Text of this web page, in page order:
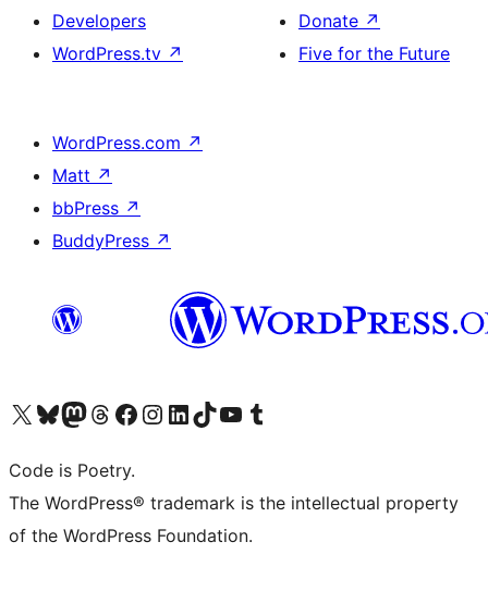
Developers
WordPress.tv ↗
Donate ↗
Five for the Future
WordPress.com ↗
Matt ↗
bbPress ↗
BuddyPress ↗
Visit our X (formerly Twitter) account
ഞങ്ങളുടെ ബ്ലൂസ്കൈ അക്കൗണ്ട് സന്ദർശിക്കുക
Visit our Mastodon account
ഞങ്ങളുടെ ത്രെഡ്സ് അക്കൗണ്ട് സന്ദർശിക്കുക
Visit our Facebook page
Visit our Instagram account
Visit our LinkedIn account
ഞങ്ങളുടെ ടിക് ടോക് അക്കൗണ്ട് സന്ദർശിക്കുക
Visit our YouTube channel
ഞങ്ങളുടെ ടംബ്ലർ അക്കൗണ്ട് സന്ദർശിക്കുക
Code is Poetry.
The WordPress® trademark is the intellectual property
of the WordPress Foundation.